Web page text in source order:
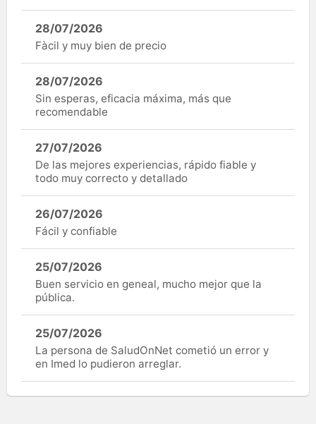
28/07/2026
Fàcil y muy bien de precio
28/07/2026
Sin esperas, eficacia máxima, más que
recomendable
27/07/2026
De las mejores experiencias, rápido fiable y
todo muy correcto y detallado
26/07/2026
Fácil y confiable
25/07/2026
Buen servicio en geneal, mucho mejor que la
pública.
25/07/2026
La persona de SaludOnNet cometió un error y
en Imed lo pudieron arreglar.